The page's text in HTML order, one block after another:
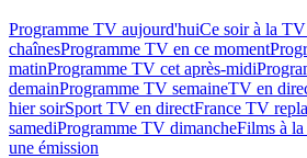
Programme TV aujourd'huiCe soir à la
chaînesProgramme TV en ce moment
matinProgramme TV cet après-midi
demainProgramme TV semaineTV en
hier soirSport TV en directFrance TV
samediProgramme TV dimancheFilms à
une émission